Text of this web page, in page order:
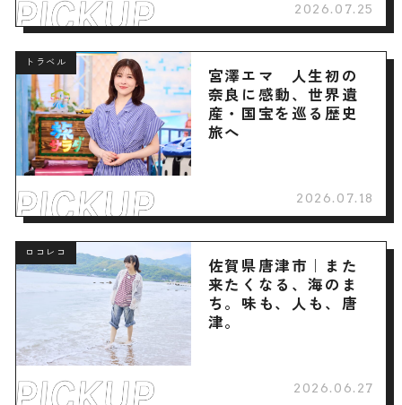
2026.07.25
トラベル
宮澤エマ 人生初の
奈良に感動、世界遺
産・国宝を巡る歴史
旅へ
2026.07.18
ロコレコ
佐賀県唐津市｜また
来たくなる、海のま
ち。味も、人も、唐
津。
2026.06.27